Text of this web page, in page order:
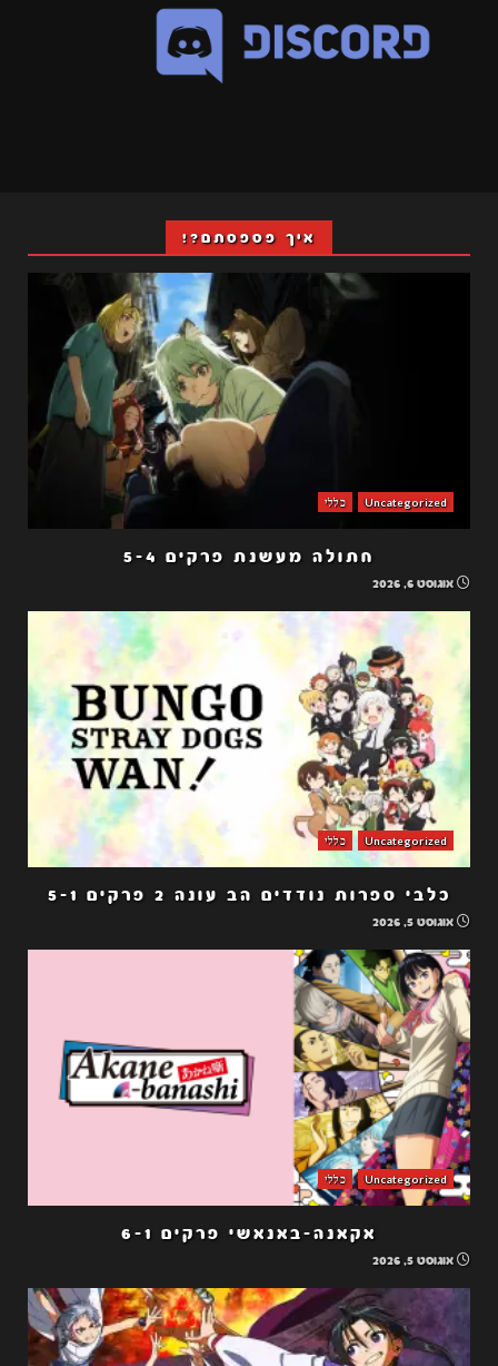
איך פספסתם?!
Uncategorized כללי
חתולה מעשנת פרקים 5-4
אוגוסט 6, 2026
Uncategorized כללי
כלבי ספרות נודדים הב עונה 2 פרקים 5-1
אוגוסט 5, 2026
Uncategorized כללי
אקאנה-באנאשי פרקים 6-1
אוגוסט 5, 2026